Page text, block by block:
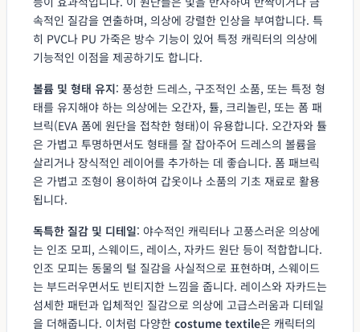
속적인 질감을 연출하며, 의상에 강렬한 인상을 부여합니다. 특
히 PVC나 PU 가죽은 방수 기능이 있어 특정 캐릭터의 의상에
기능적인 이점을 제공하기도 합니다.
볼륨 및 형태 유지: 풍성한 드레스, 구조적인 소품, 또는 특정 형
태를 유지해야 하는 의상에는 오간자, 튤, 크리놀린, 또는 폼 패
브릭(EVA 폼에 원단을 접착한 형태)이 유용합니다. 오간자와 튤
은 가볍고 투명하면서도 형태를 잘 잡아주어 드레스의 볼륨을
살리거나 장식적인 레이어를 추가하는 데 좋습니다. 폼 패브릭
은 가볍고 조형이 용이하여 갑옷이나 소품의 기초 재료로 활용
됩니다.
독특한 질감 및 디테일: 야수적인 캐릭터나 고풍스러운 의상에
는 인조 모피, 스웨이드, 레이스, 자카드 원단 등이 적합합니다.
인조 모피는 동물의 털 질감을 사실적으로 표현하며, 스웨이드
는 부드러우면서도 빈티지한 느낌을 줍니다. 레이스와 자카드는
섬세한 패턴과 입체적인 질감으로 의상에 고급스러움과 디테일
을 더해줍니다. 이처럼 다양한 costume textile은 캐릭터의